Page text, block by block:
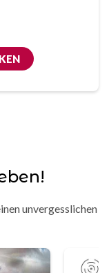
unvergesslichen